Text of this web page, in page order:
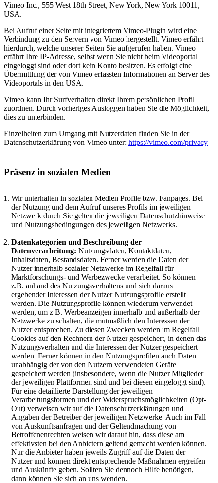
Vimeo Inc., 555 West 18th Street, New York, New York 10011,
USA.
Bei Aufruf einer Seite mit integriertem Vimeo-Plugin wird eine
Verbindung zu den Servern von Vimeo hergestellt. Vimeo erfährt
hierdurch, welche unserer Seiten Sie aufgerufen haben. Vimeo
erfährt Ihre IP-Adresse, selbst wenn Sie nicht beim Videoportal
eingeloggt sind oder dort kein Konto besitzen. Es erfolgt eine
Übermittlung der von Vimeo erfassten Informationen an Server des
Videoportals in den USA.
Vimeo kann Ihr Surfverhalten direkt Ihrem persönlichen Profil
zuordnen. Durch vorheriges Ausloggen haben Sie die Möglichkeit,
dies zu unterbinden.
Einzelheiten zum Umgang mit Nutzerdaten finden Sie in der
Datenschutzerklärung von Vimeo unter: https://vimeo.com/privacy
Präsenz in sozialen Medien
Wir unterhalten in sozialen Medien Profile bzw. Fanpages. Bei
der Nutzung und dem Aufruf unseres Profils im jeweiligen
Netzwerk durch Sie gelten die jeweiligen Datenschutzhinweise
und Nutzungsbedingungen des jeweiligen Netzwerks.
Datenkategorien und Beschreibung der
Datenverarbeitung: Nutzungsdaten, Kontaktdaten,
Inhaltsdaten, Bestandsdaten. Ferner werden die Daten der
Nutzer innerhalb sozialer Netzwerke im Regelfall für
Marktforschungs- und Werbezwecke verarbeitet. So können
z.B. anhand des Nutzungsverhaltens und sich daraus
ergebender Interessen der Nutzer Nutzungsprofile erstellt
werden. Die Nutzungsprofile können wiederum verwendet
werden, um z.B. Werbeanzeigen innerhalb und außerhalb der
Netzwerke zu schalten, die mutmaßlich den Interessen der
Nutzer entsprechen. Zu diesen Zwecken werden im Regelfall
Cookies auf den Rechnern der Nutzer gespeichert, in denen das
Nutzungsverhalten und die Interessen der Nutzer gespeichert
werden. Ferner können in den Nutzungsprofilen auch Daten
unabhängig der von den Nutzern verwendeten Geräte
gespeichert werden (insbesondere, wenn die Nutzer Mitglieder
der jeweiligen Plattformen sind und bei diesen eingeloggt sind).
Für eine detaillierte Darstellung der jeweiligen
Verarbeitungsformen und der Widerspruchsmöglichkeiten (Opt-
Out) verweisen wir auf die Datenschutzerklärungen und
Angaben der Betreiber der jeweiligen Netzwerke. Auch im Fall
von Auskunftsanfragen und der Geltendmachung von
Betroffenenrechten weisen wir darauf hin, dass diese am
effektivsten bei den Anbietern geltend gemacht werden können.
Nur die Anbieter haben jeweils Zugriff auf die Daten der
Nutzer und können direkt entsprechende Maßnahmen ergreifen
und Auskünfte geben. Sollten Sie dennoch Hilfe benötigen,
dann können Sie sich an uns wenden.